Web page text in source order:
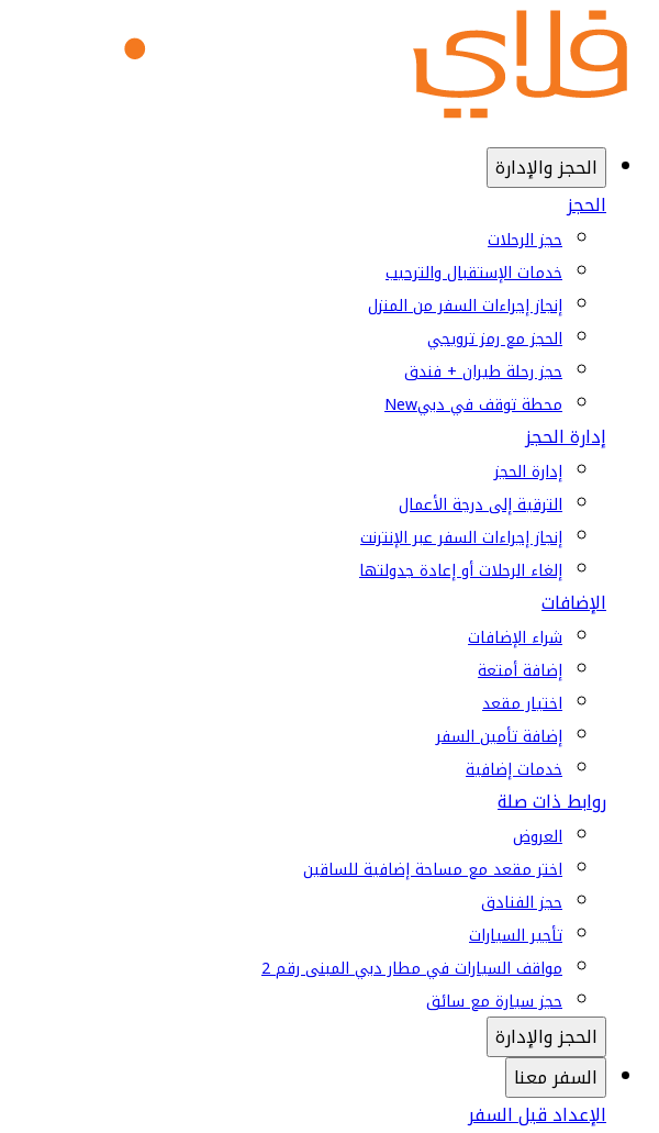
الحجز والإدارة
الحجز
حجز الرحلات
خدمات الإستقبال والترحيب
إنجاز إجراءات السفر من المنزل
الحجز مع رمز ترويجي
حجز رحلة طيران + فندق
محطة توقف في دبيNew
إدارة الحجز
إدارة الحجز
الترقية إلى درجة الأعمال
إنجاز إجراءات السفر عبر الإنترنت
إلغاء الرحلات أو إعادة جدولتها
الإضافات
شراء الإضافات
إضافة أمتعة
اختيار مقعد
إضافة تأمين السفر
خدمات إضافية
روابط ذات صلة
العروض
اختر مقعد مع مساحة إضافية للساقين
حجز الفنادق
تأجير السيارات
مواقف السيارات في مطار دبي المبنى رقم 2
حجز سيارة مع سائق
الحجز والإدارة
السفر معنا
الإعداد قبل السفر